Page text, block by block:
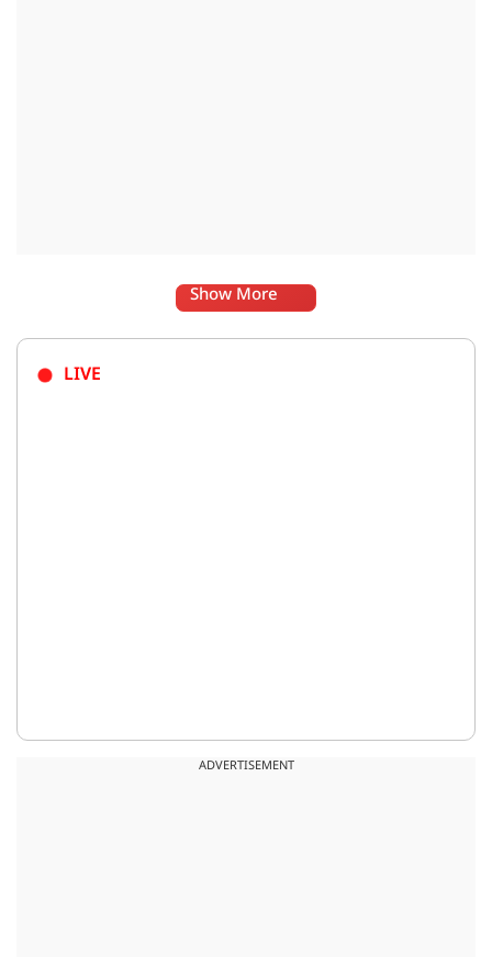
Show More
LIVE
ADVERTISEMENT